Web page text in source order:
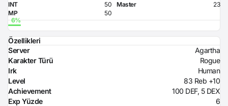
INT
50
MP
50
Master
23
Özellikleri
Server
Agartha
Karakter Türü
Rogue
Irk
Human
Level
83 Reb +10
Achievement
100 DEF, 5 DEX
Exp Yüzde
6